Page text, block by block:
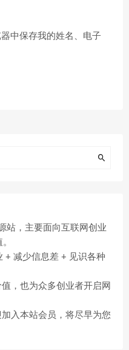
中保存我的姓名、电子
站，主要面向互联网创业
+ 减少信息差 + 见识各种
，也为众多创业者开启网
入本站会员，将尽早为您